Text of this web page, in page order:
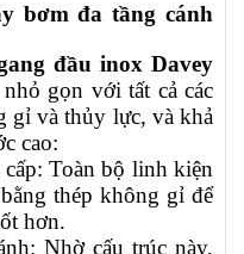
bơm đa tầng cánh
đầu inox Davey
gọn với tất cả các
gỉ và thủy lực, và khả
cao:
Toàn bộ linh kiện
thép không gỉ để
hơn.
Nhờ cấu trúc này,